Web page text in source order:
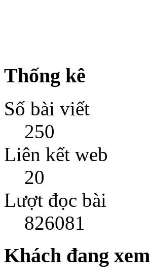
Thống kê
Số bài viết
250
Liên kết web
20
Lượt đọc bài
826081
Khách đang xem